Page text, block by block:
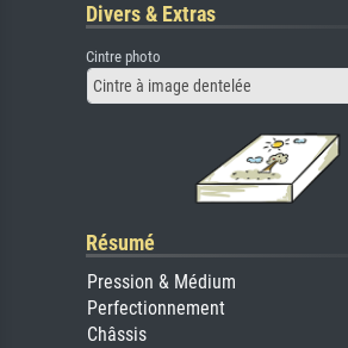
Divers & Extras
Cintre photo
Cintre à image dentelée
Résumé
Pression & Médium
Perfectionnement
Châssis